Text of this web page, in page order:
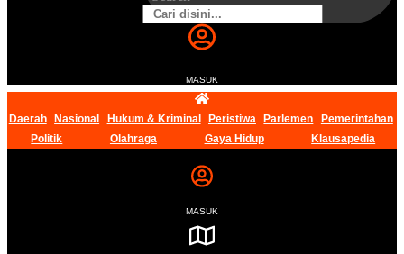
MASUK
Daerah Nasional Hukum & Kriminal Peristiwa Parlemen
Pemerintahan
Politik
Olahraga Gaya Hidup Klausapedia
MASUK